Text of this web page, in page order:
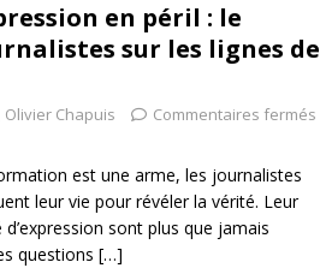
en péril : le
sur les lignes de
Olivier Chapuis Commentaires fermés
est une arme, les journalistes
leur vie pour révéler la vérité. Leur
sont plus que jamais
questions […]